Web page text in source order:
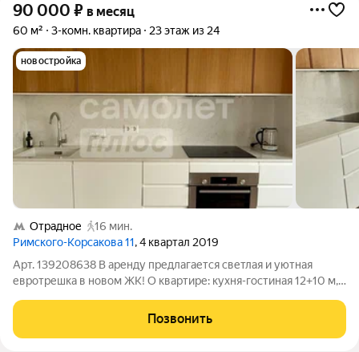
90 000 ₽ в месяц
60 м² 3-комн. квартира 23 этаж из 24
новостройка
Отрадное
16 мин.
Римского-Корсакова 11, 4 квартал 2019
Арт. 139208638 В аренду предлагается светлая и уютная
евротрешка в новом ЖК! О квартире: кухня-гостиная 12+10 м,
гостиной: Кухонный гарнитур IKEA METOD Фасады VOXTORP в
белом матовом
Позвонить